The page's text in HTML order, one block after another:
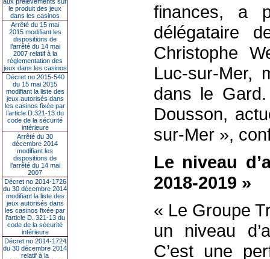
le produit des jeux
dans les casinos
Arrêté du 15 mai
2015 modifiant les
dispositions de
l’arrêté du 14 mai
2007 relatif à la
réglementation des
jeux dans les casinos
Décret no 2015-540
du 15 mai 2015
modifiant la liste des
jeux autorisés dans
les casinos fixée par
l’article D.321-13 du
code de la sécurité
intérieure
Arrêté du 30
décembre 2014
modifiant les
dispositions de
l’arrêté du 14 mai
2007
Décret no 2014-1726
du 30 décembre 2014
modifiant la liste des
jeux autorisés dans
les casinos fixée par
l’article D. 321-13 du
code de la sécurité
intérieure
Décret no 2014-1724
du 30 décembre 2014
relatif à la
finances, a
délégataire
Christophe
Luc-sur-Mer,
dans le
Dousson,
sur-Mer »,
Le niveau
2018-2019 »
« Le Groupe
un niveau
C’est une